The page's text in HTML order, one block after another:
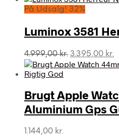
På Udsalg! 32%
Luminox 3581
4.999,00kr. Den
oprindelige
4.999,00 kr..
3.395,00 kr.
Brugt Apple
Aluminium Gps
1.144,00 kr.